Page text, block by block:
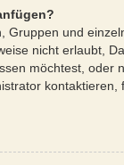
Gruppen und
nicht erlaubt,
möchtest, oder